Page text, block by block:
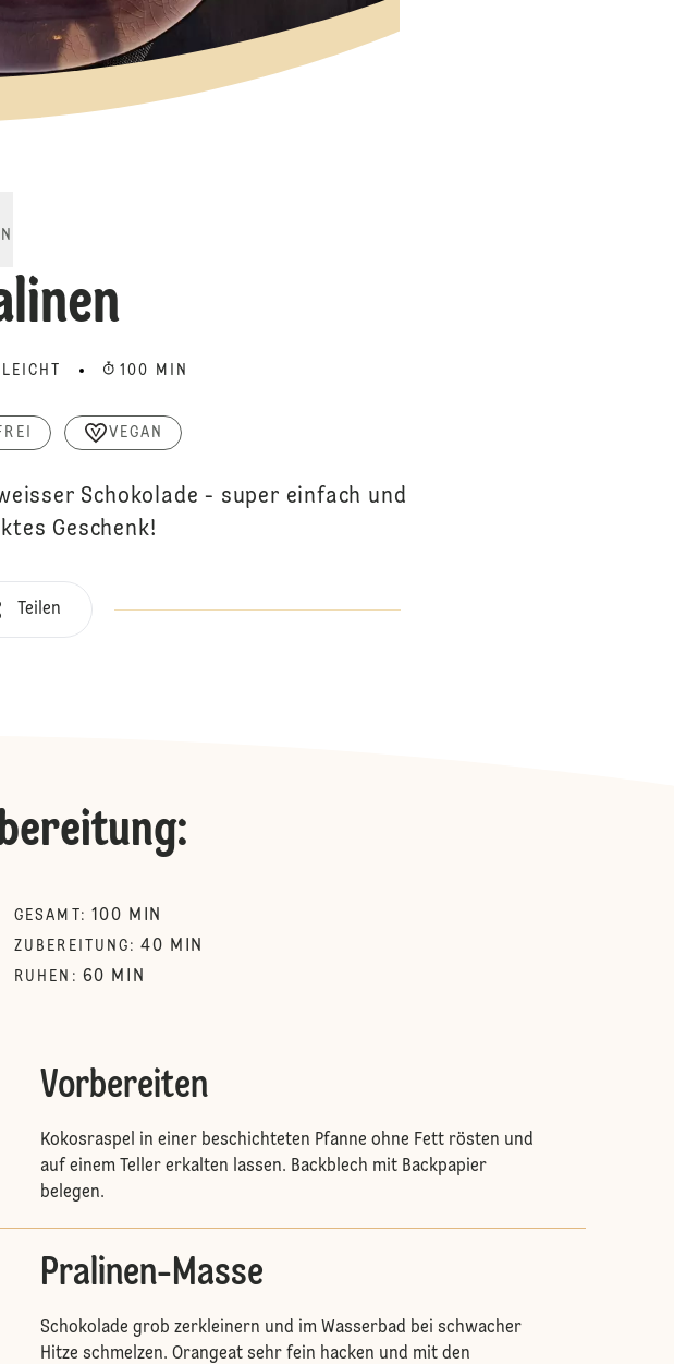
0.0. Click to rate.
100 MIN
VEGAN
Schokolade - super einfach und
Geschenk!
Teilen
:
GESAMT : 100 MIN
ZUBEREITUNG : 40 MIN
RUHEN : 60 MIN
Vorbereiten
Kokosraspel in einer beschichteten Pfanne ohne Fett rösten und
auf einem Teller erkalten lassen. Backblech mit Backpapier
belegen.
Pralinen-Masse
Schokolade grob zerkleinern und im Wasserbad bei schwacher
Hitze schmelzen. Orangeat sehr fein hacken und mit den